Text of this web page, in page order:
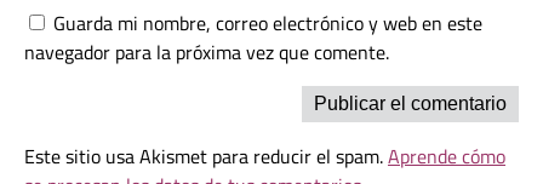
Guarda mi nombre, correo electrónico y web en este
navegador para la próxima vez que comente.
Este sitio usa Akismet para reducir el spam.Aprende cómo